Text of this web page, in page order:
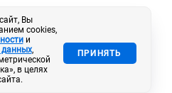
использования:
что чувствуют
Вы
cookies,
и
данных,
в целях
ПРИНЯТЬ